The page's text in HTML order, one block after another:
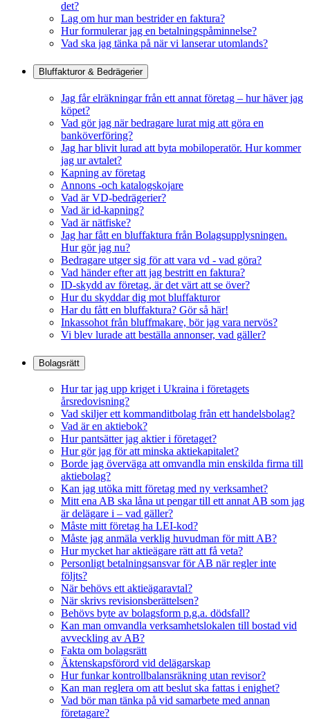
det?
Lag om hur man bestrider en faktura?
Hur formulerar jag en betalningspåminnelse?
Vad ska jag tänka på när vi lanserar utomlands?
Bluffakturor & Bedrägerier
Jag får elräkningar från ett annat företag – hur häver jag
köpet?
Vad gör jag när bedragare lurat mig att göra en
banköverföring?
Jag har blivit lurad att byta mobiloperatör. Hur kommer
jag ur avtalet?
Kapning av företag
Annons -och katalogskojare
Vad är VD-bedrägerier?
Vad är id-kapning?
Vad är nätfiske?
Jag har fått en bluffaktura från Bolagsupplysningen.
Hur gör jag nu?
Bedragare utger sig för att vara vd - vad göra?
Vad händer efter att jag bestritt en faktura?
ID-skydd av företag, är det värt att se över?
Hur du skyddar dig mot bluffakturor
Har du fått en bluffaktura? Gör så här!
Inkassohot från bluffmakare, bör jag vara nervös?
Vi blev lurade att beställa annonser, vad gäller?
Bolagsrätt
Hur tar jag upp kriget i Ukraina i företagets
årsredovisning?
Vad skiljer ett kommanditbolag från ett handelsbolag?
Vad är en aktiebok?
Hur pantsätter jag aktier i företaget?
Hur gör jag för att minska aktiekapitalet?
Borde jag överväga att omvandla min enskilda firma till
aktiebolag?
Kan jag utöka mitt företag med ny verksamhet?
Mitt ena AB ska låna ut pengar till ett annat AB som jag
är delägare i – vad gäller?
Måste mitt företag ha LEI-kod?
Måste jag anmäla verklig huvudman för mitt AB?
Hur mycket har aktieägare rätt att få veta?
Personligt betalningsansvar för AB när regler inte
följts?
När behövs ett aktieägaravtal?
När skrivs revisionsberättelsen?
Behövs byte av bolagsform p.g.a. dödsfall?
Kan man omvandla verksamhetslokalen till bostad vid
avveckling av AB?
Fakta om bolagsrätt
Äktenskapsförord vid delägarskap
Hur funkar kontrollbalansräkning utan revisor?
Kan man reglera om att beslut ska fattas i enighet?
Vad bör man tänka på vid samarbete med annan
företagare?